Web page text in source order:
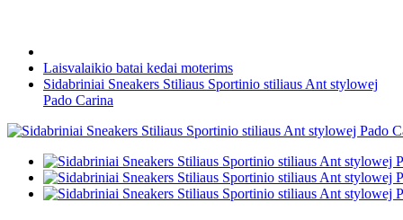
Laisvalaikio batai kedai moterims
Sidabriniai Sneakers Stiliaus Sportinio stiliaus Ant stylowej
Pado Carina